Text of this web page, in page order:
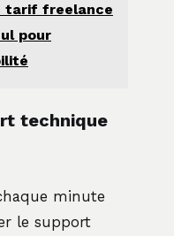
tarif freelance
pour
technique
minute
le support